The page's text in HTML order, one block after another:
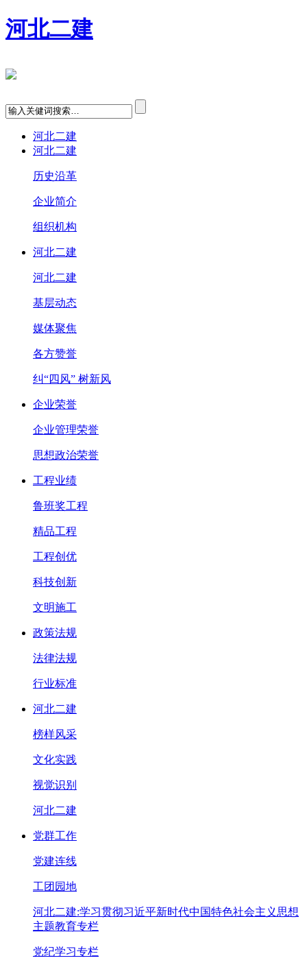
河北二建
河北二建
河北二建
历史沿革
企业简介
组织机构
河北二建
河北二建
基层动态
媒体聚焦
各方赞誉
纠“四风” 树新风
企业荣誉
企业管理荣誉
思想政治荣誉
工程业绩
鲁班奖工程
精品工程
工程创优
科技创新
文明施工
政策法规
法律法规
行业标准
河北二建
榜样风采
文化实践
视觉识别
河北二建
党群工作
党建连线
工团园地
河北二建:学习贯彻习近平新时代中国特色社会主义思想
主题教育专栏
党纪学习专栏